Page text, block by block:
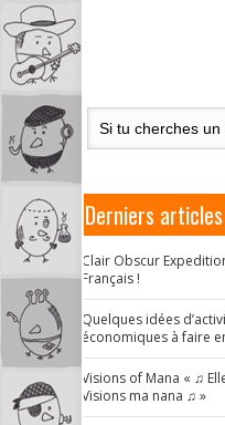
Derniers articles
Clair Obscur
Français !
Quelques idées
économiques à faire
Visions of Mana « ♫
Visions ma nana ♫ »